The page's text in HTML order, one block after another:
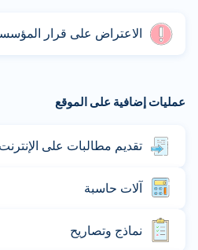
الاعتراض على قرار المؤسسة
عمليات إضافية على الموقع
تقديم مطالبات على الإنترنت
آلات حاسبة
نماذج وتصاريح